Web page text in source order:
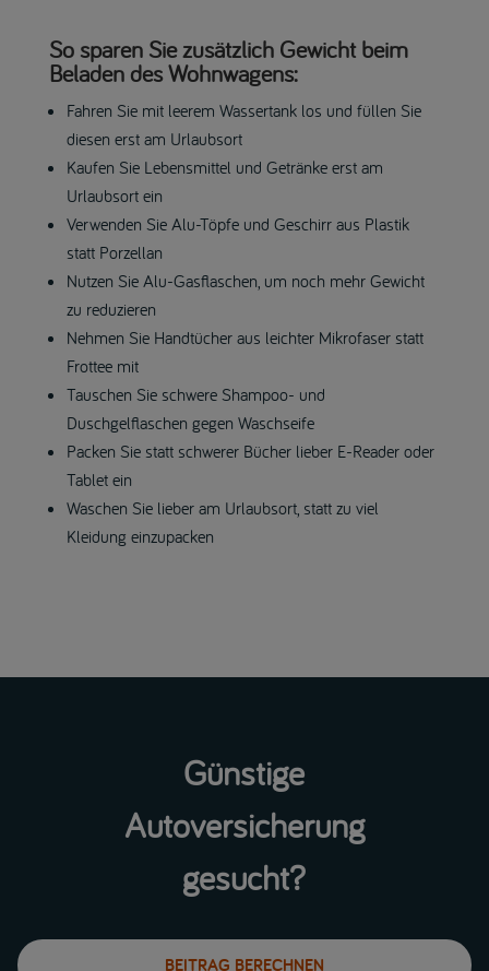
So sparen Sie zusätzlich Gewicht beim
Beladen des Wohnwagens:
Fahren Sie mit leerem Wassertank los und füllen Sie
diesen erst am Urlaubsort
Kaufen Sie Lebensmittel und Getränke erst am
Urlaubsort ein
Verwenden Sie Alu-Töpfe und Geschirr aus Plastik
statt Porzellan
Nutzen Sie Alu-Gasflaschen, um noch mehr Gewicht
zu reduzieren
Nehmen Sie Handtücher aus leichter Mikrofaser statt
Frottee mit
Tauschen Sie schwere Shampoo- und
Duschgelflaschen gegen Waschseife
Packen Sie statt schwerer Bücher lieber E-Reader oder
Tablet ein
Waschen Sie lieber am Urlaubsort, statt zu viel
Kleidung einzupacken
Günstige
Autoversicherung
gesucht?
BEITRAG BERECHNEN